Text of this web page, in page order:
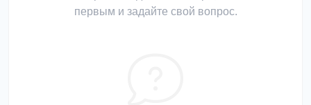
первым и задайте свой вопрос.